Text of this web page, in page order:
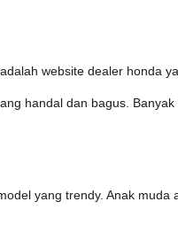
website dealer honda
handal dan bagus.
yang trendy. Anak